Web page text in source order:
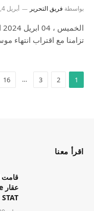
بواسطة فريق التحرير أبريل 4, 2024
تزامنا مع اقتراب
1
2
3
…
16
اقرأ معنا
قامت